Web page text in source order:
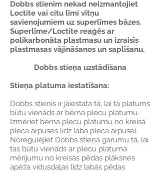
Dobbs stienim nekad neizmantojiet
Loctite vai citu līmi vītņu
savienojumiem uz superlīmes bāzes.
Superlīme/Loctite reaģēs ar
polikarbonāta plastmasu un izraisīs
plastmasas vājināšanos un saplīšanu.
Dobbs stieņa uzstādīšana
Stieņa platuma iestatīšana:
Dobbs stienis ir jāiestata tā, lai tā platums
būtu vienāds ar bērna plecu platumu.
Izmēriet bērna plecu platumu no kreisā
pleca ārpuses līdz labā pleca ārpusei.
Noregulējiet Dobbs stieņa garumu tā, lai
tas būtu vienāds ar plecu platuma
mērījumu no kreisās pēdas plāksnes
apēža vidusdaļas līdz labās pēdas